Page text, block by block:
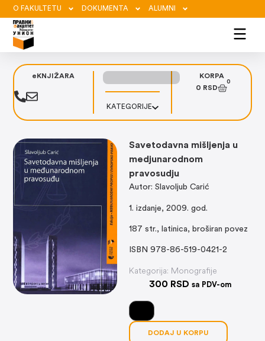
O FAKULTETU DOKUMENTA ALUMNI
eKNJIŽARA
KATEGORIJE
KORPA
0 RSD
0
Savetodavna mišljenja u
medjunarodnom
pravosudju
Autor: Slavoljub Carić
1. izdanje, 2009. god.
187 str., latinica, broširan povez
ISBN 978-86-519-0421-2
Kategorija: Monografije
300 RSD sa PDV-om
DODAJ U KORPU